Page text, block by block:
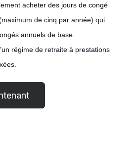
acheter des jours de congé
de cinq par année) qui
annuels de base.
régime de retraite à prestations